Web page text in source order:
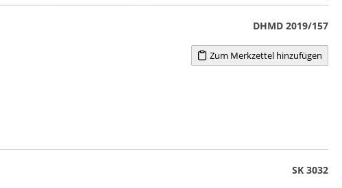
DHMD 2019/157
Zum Merkzettel hinzufügen
SK 3032